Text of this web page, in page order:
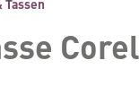
Tassen